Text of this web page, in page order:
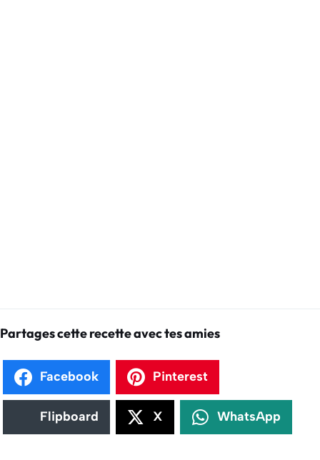
Partages cette recette avec tes amies
Facebook Pinterest
Flipboard X WhatsApp